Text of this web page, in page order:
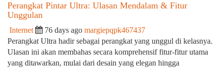
Perangkat Pintar Ultra: Ulasan Mendalam & Fitur
Unggulan
Internet 76 days ago margiepqpk467437
Perangkat Ultra hadir sebagai perangkat yang unggul di kelasnya.
Ulasan ini akan membahas secara komprehensif fitur-fitur utama
yang ditawarkan, mulai dari desain yang elegan hingga